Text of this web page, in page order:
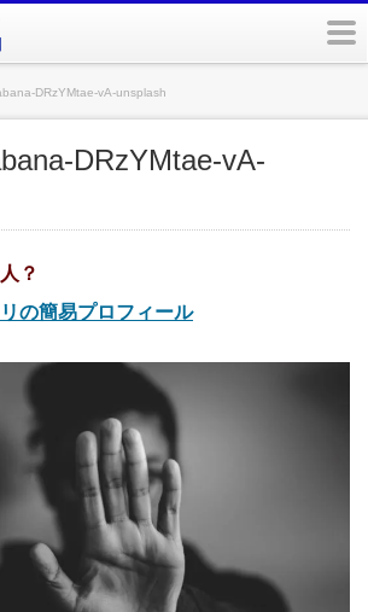
DRzYMtae-vA-unsplash
DRzYMtae-vA-
？
の簡易プロフィール